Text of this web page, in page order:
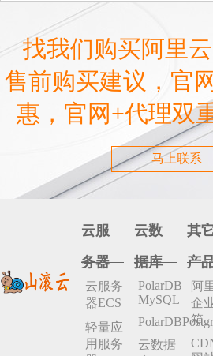
找我们购买阿里
售前购买建议，官
惠，官网+代理双
马上联系
云服
务器
云服务
器ECS
轻量应
用服务
云数
据库
PolarDB
MySQL
云数据
其
产
阿
企
箱